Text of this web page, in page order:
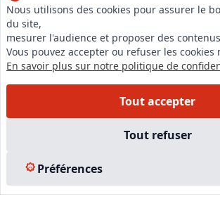
Nous utilisons des cookies pour assurer le
du site,
mesurer l'audience et proposer des
Vous pouvez accepter ou refuser les cookies
En savoir plus sur notre politique de
Tout accepter
Tout refuser
Préférences
Le C.N.E.
Membre IVSC
Logiciel
L’Expert
Tarifs
Experts Immobiliers par régions
Plan du site
© 2026 l-expertise CNE - Centre National